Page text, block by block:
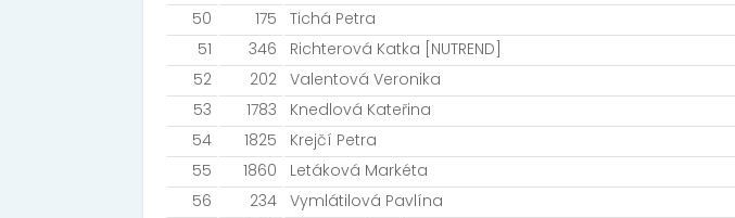
50
175 Tichá Petra
51
346 Richterová Katka [NUTREND]
52
202 Valentová Veronika
53
1783 Knedlová Kateřina
54
1825 Krejčí Petra
55
1860 Letáková Markéta
56
234 Vymlátilová Pavlína